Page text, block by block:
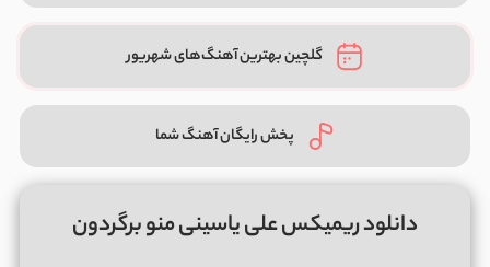
گلچین بهترین آهنگ‌های شهریور
پخش رایگان آهنگ شما
دانلود ریمیکس علی یاسینی منو برگردون